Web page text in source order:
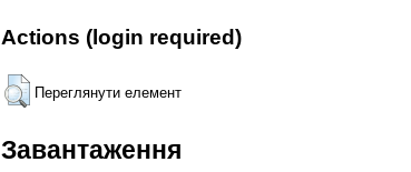
Actions (login required)
Переглянути елемент
Завантаження